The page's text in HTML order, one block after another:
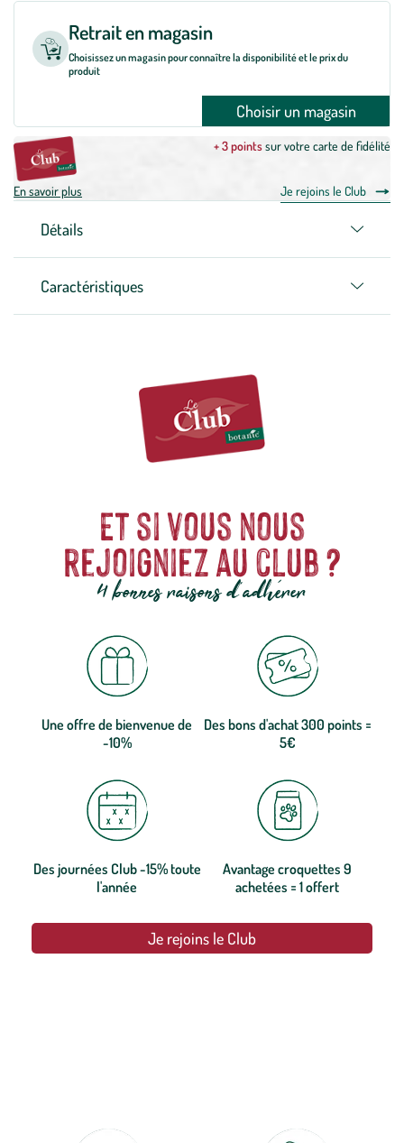
Retrait en magasin
Choisissez un magasin pour connaître la disponibilité et le prix du
produit
Choisir un magasin
+ 3 pointssur votre carte de fidélité
En savoir plus Je rejoins le Club
Détails
Caractéristiques
Et si vous nous
rejoigniez au club ?
4 bonnes raisons d'adhérer
Une offre de bienvenue de
-10%
Des bons d'achat 300 points =
5€
Des journées Club -15% toute
l'année
Avantage croquettes 9
achetées = 1 offert
Je rejoins le Club